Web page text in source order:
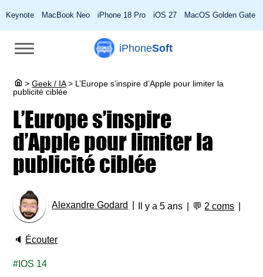
Keynote MacBook Neo iPhone 18 Pro iOS 27 MacOS Golden Gate
iPhoneSoft
> Geek / IA > L’Europe s’inspire d’Apple pour limiter la
publicité ciblée
L’Europe s’inspire
d’Apple pour limiter la
publicité ciblée
Alexandre Godard Il y a 5 ans 💬 2 coms
🔈 Écouter
IOS 14